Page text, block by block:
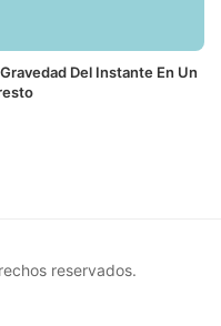
Del Instante En Un
reservados.